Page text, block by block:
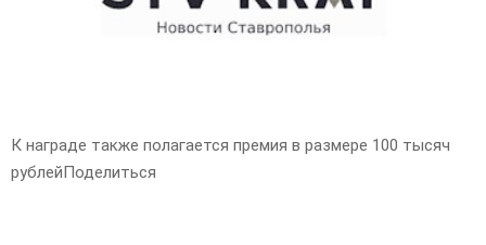
К награде также полагается премия в размере 100 тысяч
рублейПоделиться